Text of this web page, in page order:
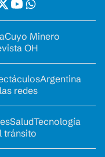
Cuyo Minero
OH
Argentina
redes
SaludTecnología
tránsito